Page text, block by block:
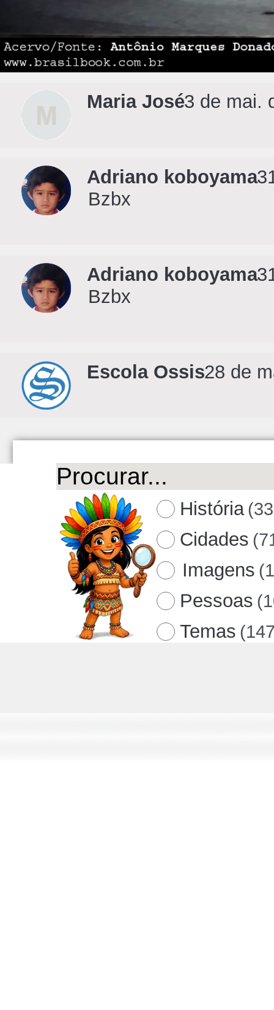
Maria José3 de mai.
Adriano koboyama
Bzbx
Adriano koboyama
Bzbx
Escola Ossis28 de
História
Cidades
Imagens
Pessoas
Temas